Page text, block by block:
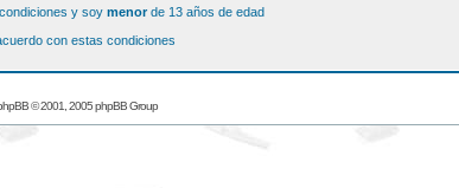
y soy menorde 13 años de edad
con estas condiciones
© 2001, 2005 phpBB Group